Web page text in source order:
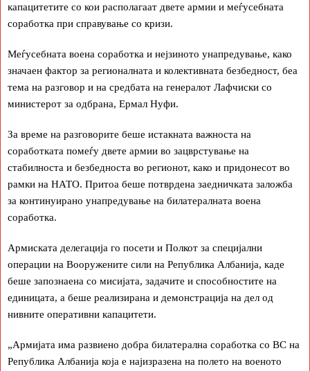
капацитетите со кои располагаат двете армии и меѓусебната
соработка при справување со кризи.
Меѓусебната воена соработка и нејзиното унапредување, како
значаен фактор за регионалната и колективната безбедност, беа
тема на разговор и на средбата на генералот Лафчиски со
министерот за одбрана, Ермал Нуфи.
За време на разговорите беше истакната важноста на
соработката помеѓу двете армии во зацврстување на
стабилноста и безбедноста во регионот, како и придонесот во
рамки на НАТО. Притоа беше потврдена заедничката заложба
за континуирано унапредување на билатералната воена
соработка.
Армиската делегација го посети и Полкот за специјални
операции на Вооружените сили на Република Албанија, каде
беше запознаена со мисијата, задачите и способностите на
единицата, а беше реализирана и демонстрација на дел од
нивните оперативни капацитети.
„Армијата има развиено добра билатерална соработка со ВС на
Република Албанија која е најизразена на полето на военото